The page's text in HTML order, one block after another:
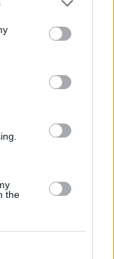
que algún
derecho de
se aplicarán
este sitio web o
the